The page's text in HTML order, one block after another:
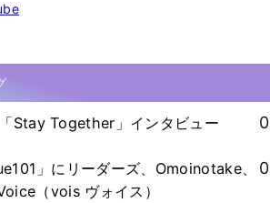
「Stay Together」インタビュー
0
」にリーダーズ、Omoinotake、
（vois ヴォイス）
0